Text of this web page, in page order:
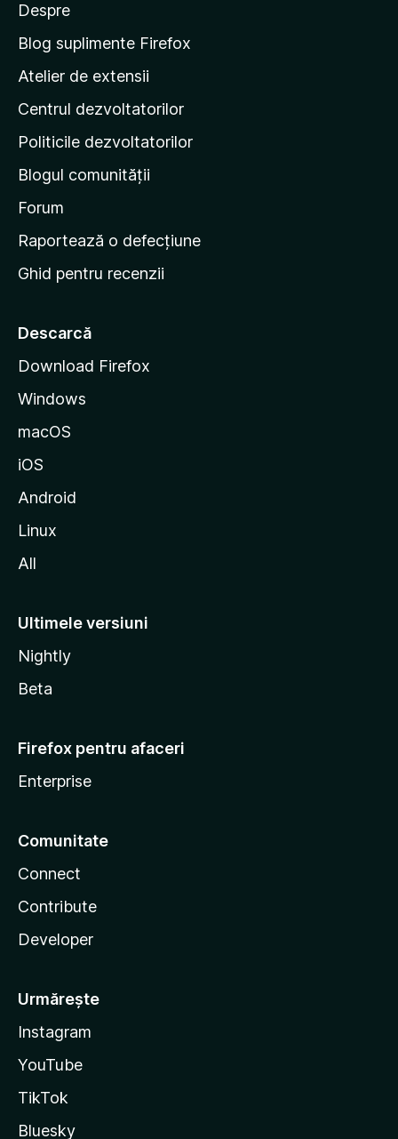
p
e
a
g
i
a
d
e
t
r
M
o
l
l
Despre
Blog suplimente Firefox
Atelier de extensii
Centrul dezvoltatorilor
Politicile dezvoltatorilor
Blogul comunității
Forum
Raportează o defecțiune
Ghid pentru recenzii
Descarcă
Download Firefox
Windows
macOS
iOS
Android
Linux
All
Ultimele versiuni
Nightly
Beta
Firefox pentru afaceri
Enterprise
Comunitate
Connect
Contribute
Developer
Urmărește
Instagram
YouTube
TikTok
Bluesky